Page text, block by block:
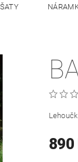
890